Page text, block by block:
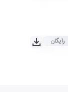
رایگان